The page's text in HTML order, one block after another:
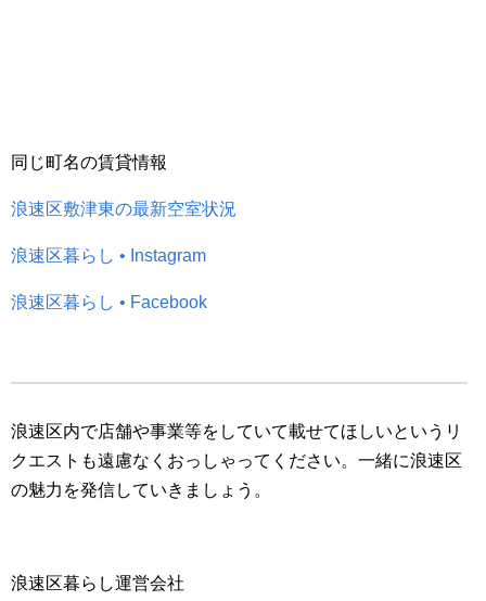
同じ町名の賃貸情報
浪速区敷津東の最新空室状況
浪速区暮らし • Instagram
浪速区暮らし • Facebook
浪速区内で店舗や事業等をしていて載せてほしいというリ
クエストも遠慮なくおっしゃってください。一緒に浪速区
の魅力を発信していきましょう。
浪速区暮らし運営会社